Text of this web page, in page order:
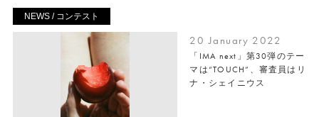
NEWS / コンテスト
20 January 2022
「IMA next」第30弾のテー
マは“TOUCH”、審査員はリ
ナ・シェイニウス